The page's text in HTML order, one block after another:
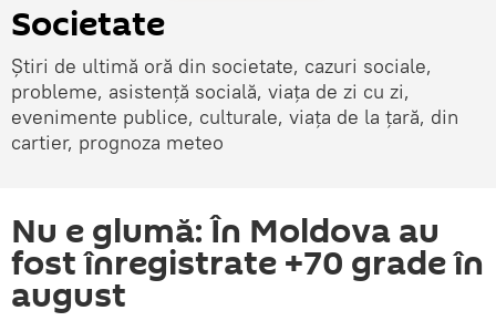
Societate
Știri de ultimă oră din societate, cazuri sociale,
probleme, asistență socială, viața de zi cu zi,
evenimente publice, culturale, viața de la țară, din
cartier, prognoza meteo
Nu e glumă: În Moldova au
fost înregistrate +70 grade în
august